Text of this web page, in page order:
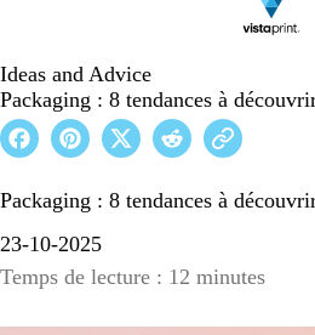
Ideas and Advice
Packaging : 8 tendances à
Packaging : 8 tendances à
23-10-2025
Temps de lecture : 12 minutes